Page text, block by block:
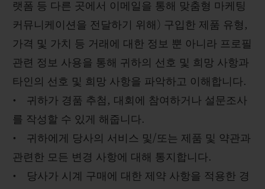
랫폼 등 다른 곳에서 이메일을 통해 맞춤형 마케팅
커뮤니케이션을 전달하기 위해) 구입한 제품 유형,
가격 및 가치 등 거래에 대한 정보 뿐 아니라 프로필
관련 정보 사용을 통해 귀하의 선호 및 희망 사항과
타인의 선호 및 희망 사항을 파악하고 이해합니다.
• 귀하가 경품 추첨, 대회에 참여하거나 설문조사
를 작성할 수 있게 해줍니다.
• 귀하에게 당사의 서비스 및/또는 제품 및 약관과
관련한 모든 변경 사항에 대해 통지합니다.
• 당사가 시계 구매에 대한 제약 사항을 적용한 경